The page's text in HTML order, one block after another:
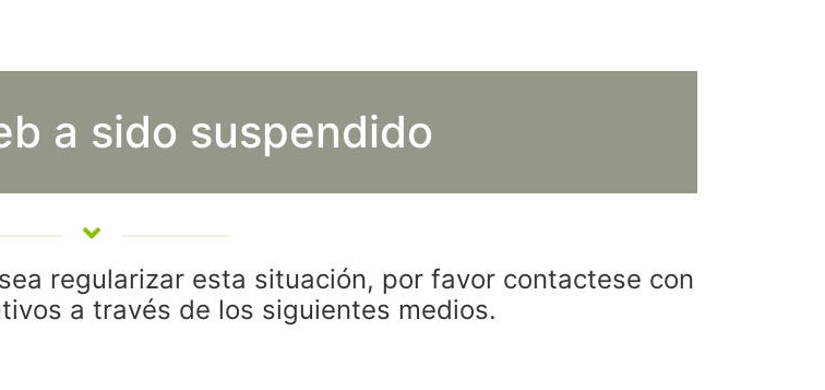
a sido suspendido
regularizar esta situación, por favor contactese con
a través de los siguientes medios.